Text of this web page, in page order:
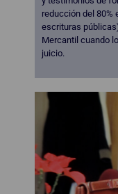
reducción del 80%
escrituras
Mercantil cuando
juicio.